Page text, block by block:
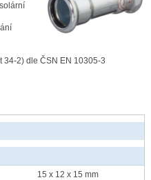
34-2) dle ČSN EN 10305-3
15 x 12 x 15 mm